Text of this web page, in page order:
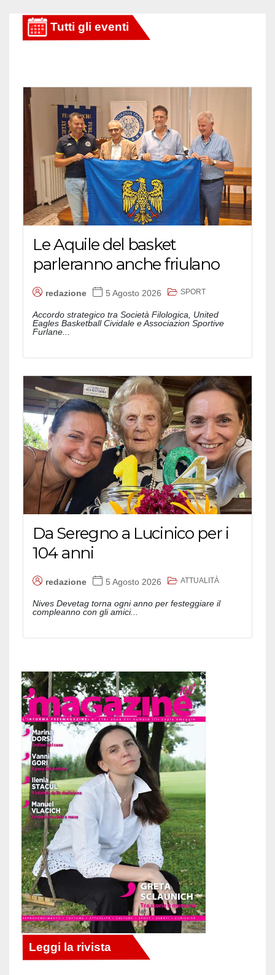
Le Aquile del basket
parleranno anche friulano
redazione 5 Agosto 2026 SPORT
Accordo strategico tra Società Filologica, United
Eagles Basketball Cividale e Associazion Sportive
Furlane...
Da Seregno a Lucinico per i
104 anni
redazione 5 Agosto 2026 ATTUALITÀ
Nives Devetag torna ogni anno per festeggiare il
compleanno con gli amici...